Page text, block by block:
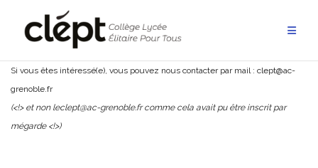
contenu
Si vous êtes intéressé(e), vous pouvez nous contacter par mail : clept@ac-
grenoble.fr
(<!> et non leclept@ac-grenoble.fr comme cela avait pu être inscrit par
mégarde <!>)